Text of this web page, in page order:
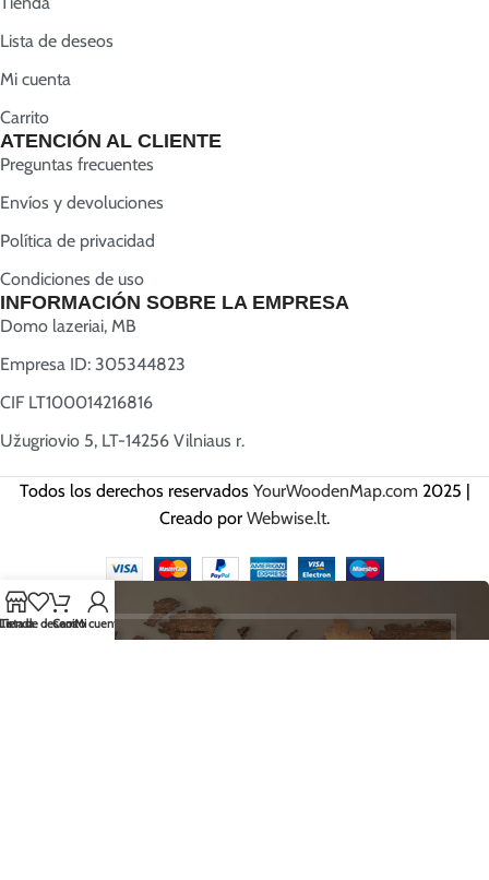
Lista de deseos
Mi cuenta
Carrito
ATENCIÓN AL CLIENTE
Preguntas frecuentes
Envíos y devoluciones
Política de privacidad
Condiciones de uso
INFORMACIÓN SOBRE LA EMPRESA
Domo lazeriai, MB
Empresa ID: 305344823
CIF LT100014216816
Užugriovio 5, LT-14256 Vilniaus r.
Todos los derechos reservados YourWoodenMap.com 2025 |
Creado por Webwise.lt.
Tienda
Lista de deseos
CarritoMi cuenta